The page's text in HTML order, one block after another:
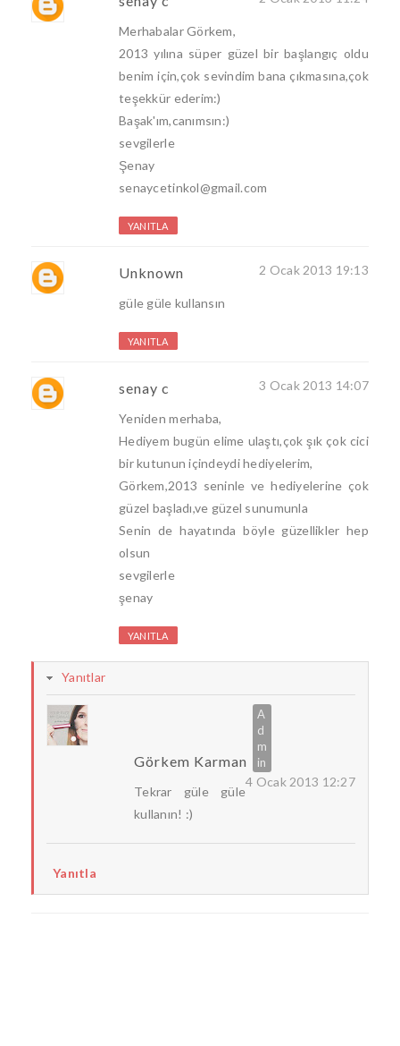
Merhabalar Görkem,
2013 yılına süper güzel bir başlangıç oldu
benim için,çok sevindim bana çıkmasına,çok
teşekkür ederim:)
Başak'ım,canımsın:)
sevgilerle
Şenay
senaycetinkol@gmail.com
YANITLA
Unknown 2 Ocak 2013 19:13
güle güle kullansın
YANITLA
senay c 3 Ocak 2013 14:07
Yeniden merhaba,
Hediyem bugün elime ulaştı,çok şık çok cici
bir kutunun içindeydi hediyelerim,
Görkem,2013 seninle ve hediyelerine çok
güzel başladı,ve güzel sunumunla
Senin de hayatında böyle güzellikler hep
olsun
sevgilerle
şenay
YANITLA
Yanıtlar
Görkem Karman
4 Ocak 2013 12:27
Tekrar güle güle
kullanın! :)
Yanıtla